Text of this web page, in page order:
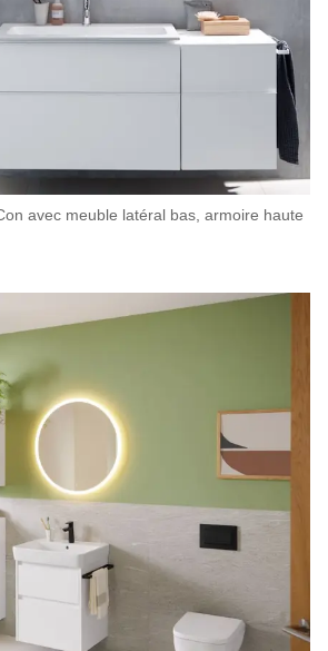
avec meuble latéral bas, armoire haute